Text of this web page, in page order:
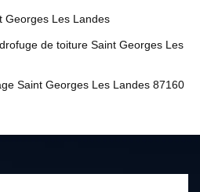
Georges Les Landes
de toiture Saint Georges Les
Saint Georges Les Landes 87160